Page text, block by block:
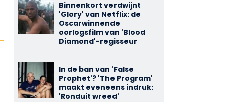
Binnenkort verdwijnt
'Glory' van Netflix: de
Oscarwinnende
oorlogsfilm van 'Blood
Diamond'-regisseur
In de ban van 'False
Prophet'? 'The Program'
maakt eveneens indruk:
'Ronduit wreed'